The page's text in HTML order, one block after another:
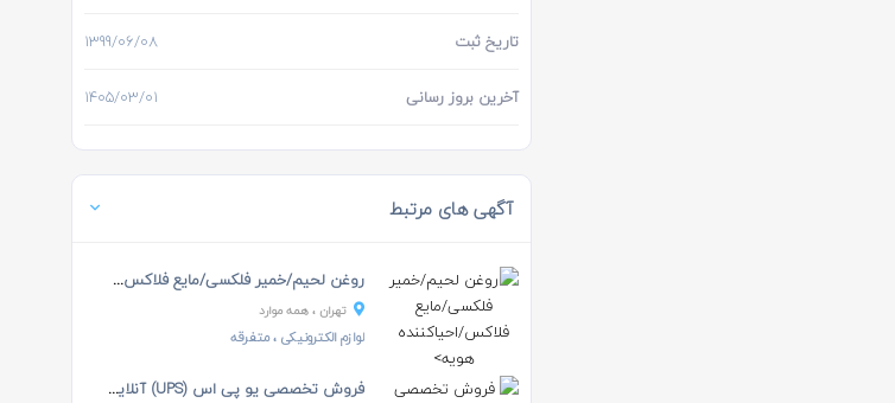
تاریخ ثبت 1399/06/08
آخرین بروز رسانی 1405/03/01
آگهی های مرتبط
روغن لحیم/خمیر فلکسی/مایع فلاکس/احیاکننده هویه
تهران، همه موارد
لوازم الکترونیکی ، متفرقه
فروش تخصصی یو پی اس (UPS) آنلاین